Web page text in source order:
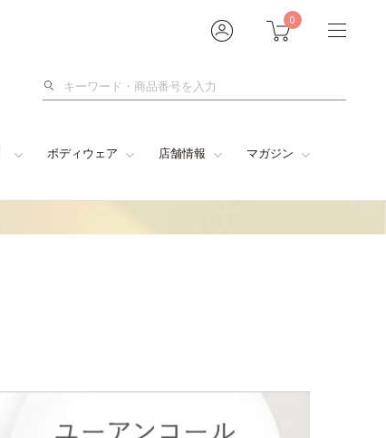
0
検
ボディウェア 店舗情報 マガジン